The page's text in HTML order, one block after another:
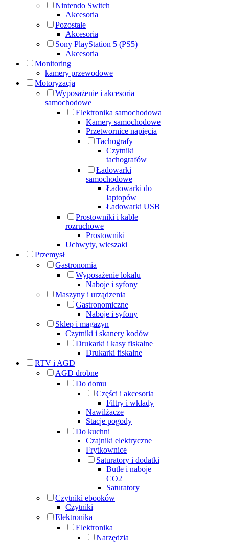
Nintendo Switch
Akcesoria
Pozostałe
Akcesoria
Sony PlayStation 5 (PS5)
Akcesoria
Monitoring
kamery przewodowe
Motoryzacja
Wyposażenie i akcesoria
samochodowe
Elektronika samochodowa
Kamery samochodowe
Przetwornice napięcia
Tachografy
Czytniki
tachografów
Ładowarki
samochodowe
Ładowarki do
laptopów
Ładowarki USB
Prostowniki i kable
rozruchowe
Prostowniki
Uchwyty, wieszaki
Przemysł
Gastronomia
Wyposażenie lokalu
Naboje i syfony
Maszyny i urządzenia
Gastronomiczne
Naboje i syfony
Sklep i magazyn
Czytniki i skanery kodów
Drukarki i kasy fiskalne
Drukarki fiskalne
RTV i AGD
AGD drobne
Do domu
Części i akcesoria
Filtry i wkłady
Nawilżacze
Stacje pogody
Do kuchni
Czajniki elektryczne
Frytkownice
Saturatory i dodatki
Butle i naboje
CO2
Saturatory
Czytniki ebooków
Czytniki
Elektronika
Elektronika
Narzędzia